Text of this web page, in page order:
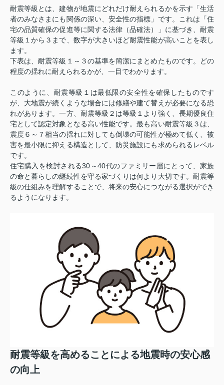
耐震等級とは、建物が地震にどれだけ耐えられるかを示す「生活
者のみなさまにも関係の深い、安全性の指標」です。これは「住
宅の品質確保の促進等に関する法律（品確法）」に基づき、耐震
等級１から３まで、数字が大きいほど耐震性能が高いことを表し
ます。
下表は、耐震等級１～３の基準を簡潔にまとめたものです。どの
程度の揺れに耐えられるかが、一目でわかります。
このように、耐震等級１は最低限の安全性を確保したものです
が、大地震が続くような場合には修繕や建て替えが必要になる恐
れがあります。一方、耐震等級２は等級１より強く、長期優良住
宅として認定対象となる高い性能です。最も高い耐震等級３は、
震度６～７相当の揺れに対しても倒壊の可能性が極めて低く、被
害を最小限に抑える構造として、防災施設にも求められるレベル
です。
住宅購入を検討される30～40代のファミリー層にとって、家族
の命と暮らしの継続性を守る家づくりは何より大切です。耐震等
級の仕組みを理解することで、将来の安心につながる選択ができ
るようになります。
耐震等級を高めることによる地震時の安心感
の向上